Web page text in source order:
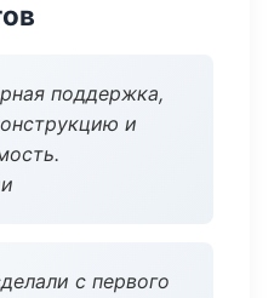
поддержка,
и
с первого